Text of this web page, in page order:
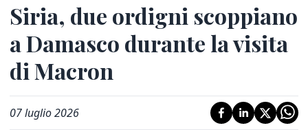
Siria, due ordigni scoppiano
a Damasco durante la visita
di Macron
07 luglio 2026